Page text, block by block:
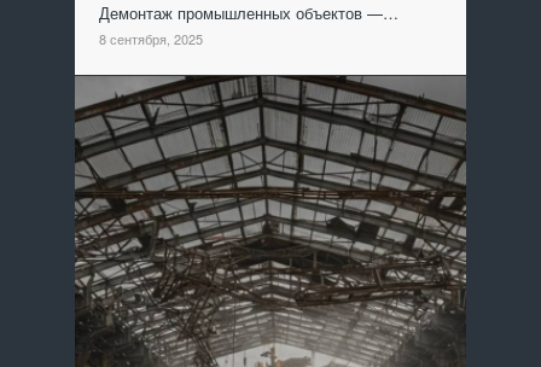
Демонтаж промышленных объектов —…
8 сентября, 2025